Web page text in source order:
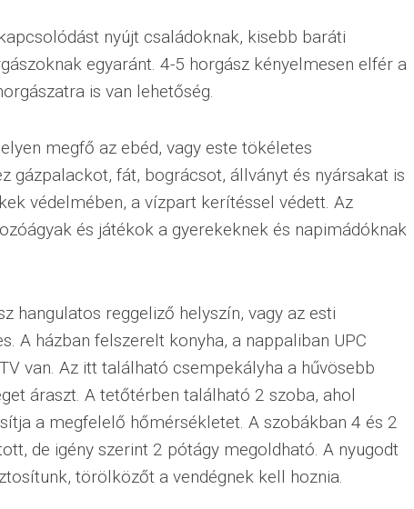
nyújt családoknak, kisebb baráti
egyaránt. 4-5 horgász kényelmesen elfér a
is van lehetőség.
megfő az ebéd, vagy este tökéletes
gázpalackot, fát, bográcsot, állványt és nyársakat is
védelmében, a vízpart kerítéssel védett. Az
és játékok a gyerekeknek és napimádóknak
hangulatos reggeliző helyszín, vagy az esti
A házban felszerelt konyha, a nappaliban UPC
van. Az itt található csempekályha a hűvösebb
áraszt. A tetőtérben található 2 szoba, ahol
a megfelelő hőmérsékletet. A szobákban 4 és 2
de igény szerint 2 pótágy megoldható. A nyugodt
törölközőt a vendégnek kell hoznia.